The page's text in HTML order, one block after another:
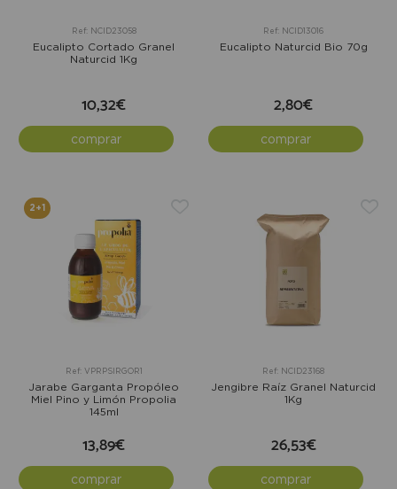
Ref: NCID23058
Eucalipto Cortado Granel
Naturcid 1Kg
10,32€
comprar
Ref: NCID13016
Eucalipto Naturcid Bio 70g
2,80€
comprar
2+1
Ref: VPRPSIRGOR1
Jarabe Garganta Propóleo
Miel Pino y Limón Propolia
145ml
13,89€
comprar
Ref: NCID23168
Jengibre Raíz Granel Naturcid
1Kg
26,53€
comprar